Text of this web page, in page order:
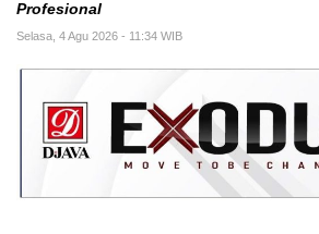
Profesional
Selasa, 4 Agu 2026 - 11:34 WIB